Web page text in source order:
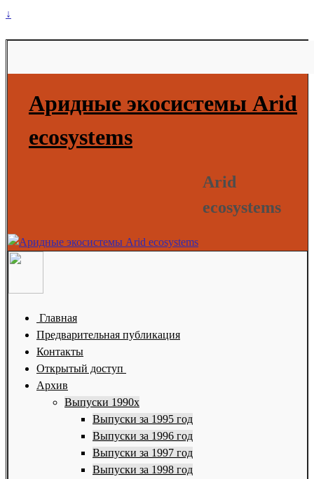
↓
Аридные экосистемы Arid
ecosystems
Arid
ecosystems
Главная
Предварительная публикация
Контакты
Открытый доступ
Архив
Выпуски 1990х
Выпуски за 1995 год
Выпуски за 1996 год
Выпуски за 1997 год
Выпуски за 1998 год